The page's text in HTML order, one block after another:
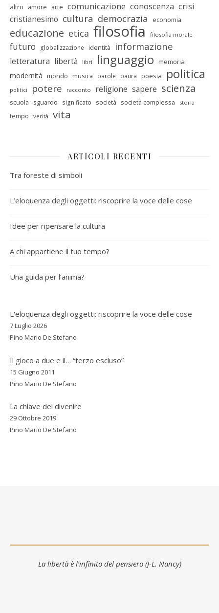
altro amore arte comunicazione conoscenza crisi
cristianesimo cultura democrazia economia
educazione etica filosofia filosofia morale
futuro globalizzazione identità informazione
letteratura libertà libri linguaggio memoria
modernità mondo musica parole paura poesia politica
politici potere racconto religione sapere scienza
scuola sguardo significato società società complessa storia
tempo verità vita
ARTICOLI RECENTI
Tra foreste di simboli
L’eloquenza degli oggetti: riscoprire la voce delle cose
Idee per ripensare la cultura
A chi appartiene il tuo tempo?
Una guida per l’anima?
L'eloquenza degli oggetti: riscoprire la voce delle cose
7 Luglio 2026
Pino Mario De Stefano
Il gioco a due e il… “terzo escluso”
15 Giugno 2011
Pino Mario De Stefano
La chiave del divenire
29 Ottobre 2019
Pino Mario De Stefano
La libertà è l’infinito del pensiero (J-L. Nancy)